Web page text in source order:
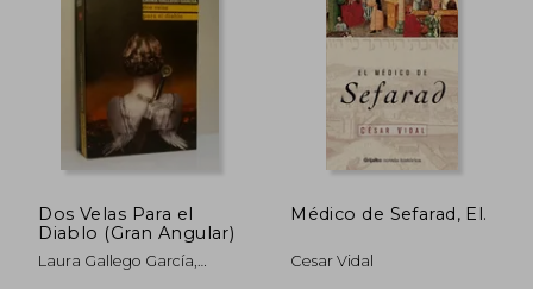
Dos Velas Para el
Diablo (Gran Angular)
Laura Gallego García,
Médico de Sefarad, El.
Cesar Vidal